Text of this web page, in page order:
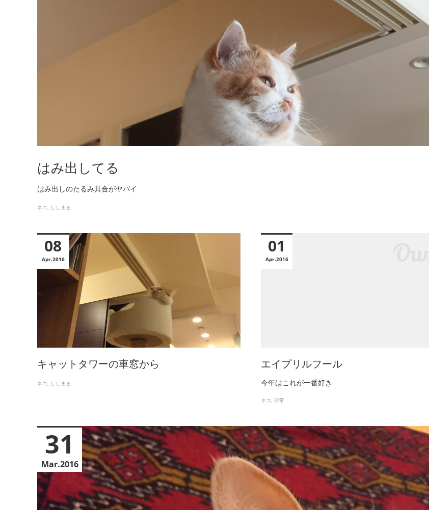
はみ出してる
はみ出しのたるみ具合がヤバイ
ネコ ししまる
キャットタワーの車窓から
08
Apr 2016
ネコ ししまる
エイプリルフール
今年はこれが一番好き
01
Apr 2016
ネコ 日常
31
Mar 2016